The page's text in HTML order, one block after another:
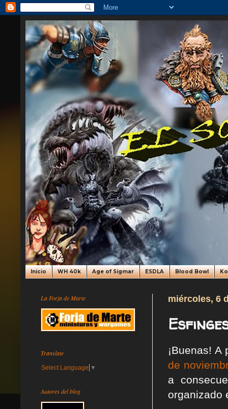
Inicio WH 40k Age of Sigmar ESDLA Blood Bowl
miércoles, 6
¡Buenas!
de
a
organizado
La Forja de Marte
Translate
Select Language ▼
Autores del blog